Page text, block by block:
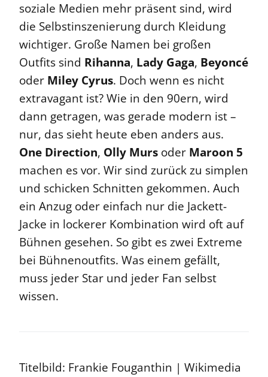
soziale Medien mehr präsent sind, wird
die Selbstinszenierung durch Kleidung
wichtiger. Große Namen bei großen
Outfits sind Rihanna, Lady Gaga, Beyoncé
oder Miley Cyrus. Doch wenn es nicht
extravagant ist? Wie in den 90ern, wird
dann getragen, was gerade modern ist –
nur, das sieht heute eben anders aus.
One Direction, Olly Murs oder Maroon 5
machen es vor. Wir sind zurück zu simplen
und schicken Schnitten gekommen. Auch
ein Anzug oder einfach nur die Jackett-
Jacke in lockerer Kombination wird oft auf
Bühnen gesehen. So gibt es zwei Extreme
bei Bühnenoutfits. Was einem gefällt,
muss jeder Star und jeder Fan selbst
wissen.
Titelbild: Frankie Fouganthin | Wikimedia